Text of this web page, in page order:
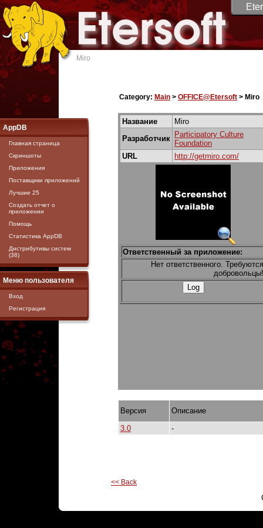
Miro
AppDB
Главная страница
Скриншоты
Приложения
Поставщики приложений
Лучшие 25
Создать отчет о
приложении
Помощь
Статистика AppDB
Дистрибутивы систем
(38)
Меню пользователя
Вход
Регистрация
Category: Main > OFFICE@Etersoft > Miro
Название
Miro
Разработчик Participatory Culture
Foundation
URL
http://getmiro.com/
Ответственный за приложение:
Нет ответственного. Требуются
добровольцы!
Версия
Описание
3.0
-
<< Back